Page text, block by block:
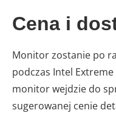
Cena i
Monitor zostanie po
podczas Intel
monitor wejdzie do
sugerowanej cenie